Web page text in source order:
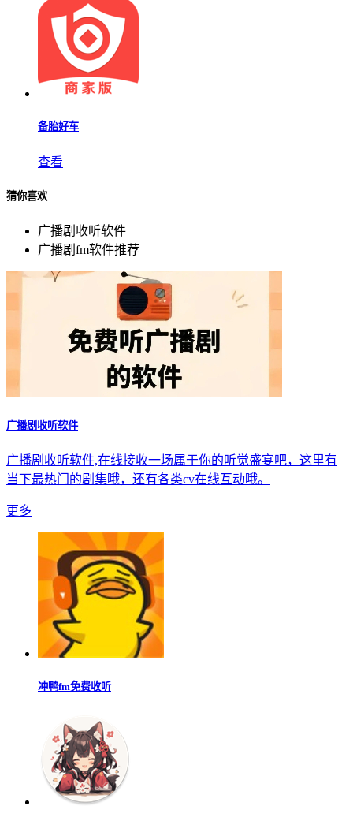
备胎好车
查看
猜你喜欢
广播剧收听软件
广播剧fm软件推荐
广播剧收听软件
广播剧收听软件,在线接收一场属于你的听觉盛宴吧，这里有
当下最热门的剧集哦，还有各类cv在线互动哦。
更多
冲鸭fm免费收听